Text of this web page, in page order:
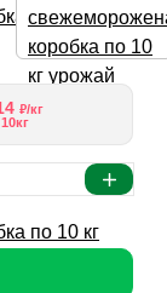
₽/кг
10кг